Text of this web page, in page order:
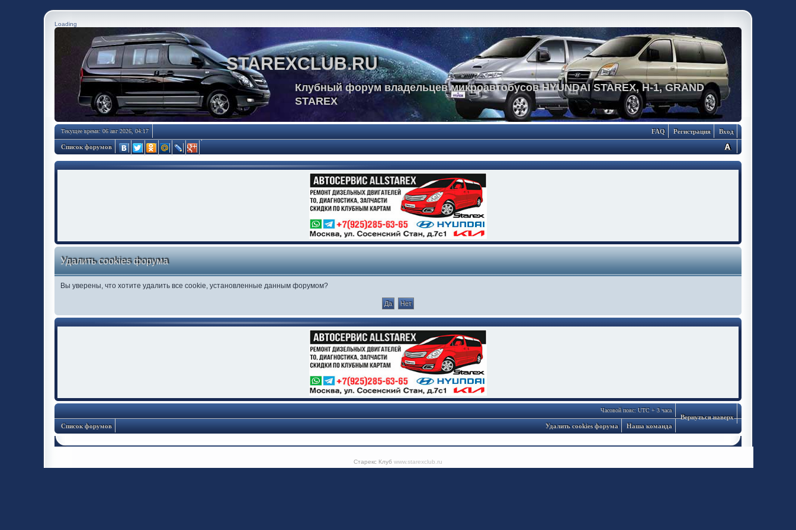
Loading
STAREXCLUB.RU
Клубный форум владельцев микроавтобусов HYUNDAI STAREX, H-1, GRAND
STAREX
Текущее время: 06 авг 2026, 04:17 Вход
Регистрация
FAQ
Список форумов
Удалить cookies форума
Вы уверены, что хотите удалить все cookie, установленные данным форумом?
Вернуться наверх
Часовой пояс: UTC + 3 часа
Список форумов Наша команда
Удалить cookies форума
Старекс Клуб www.starexclub.ru